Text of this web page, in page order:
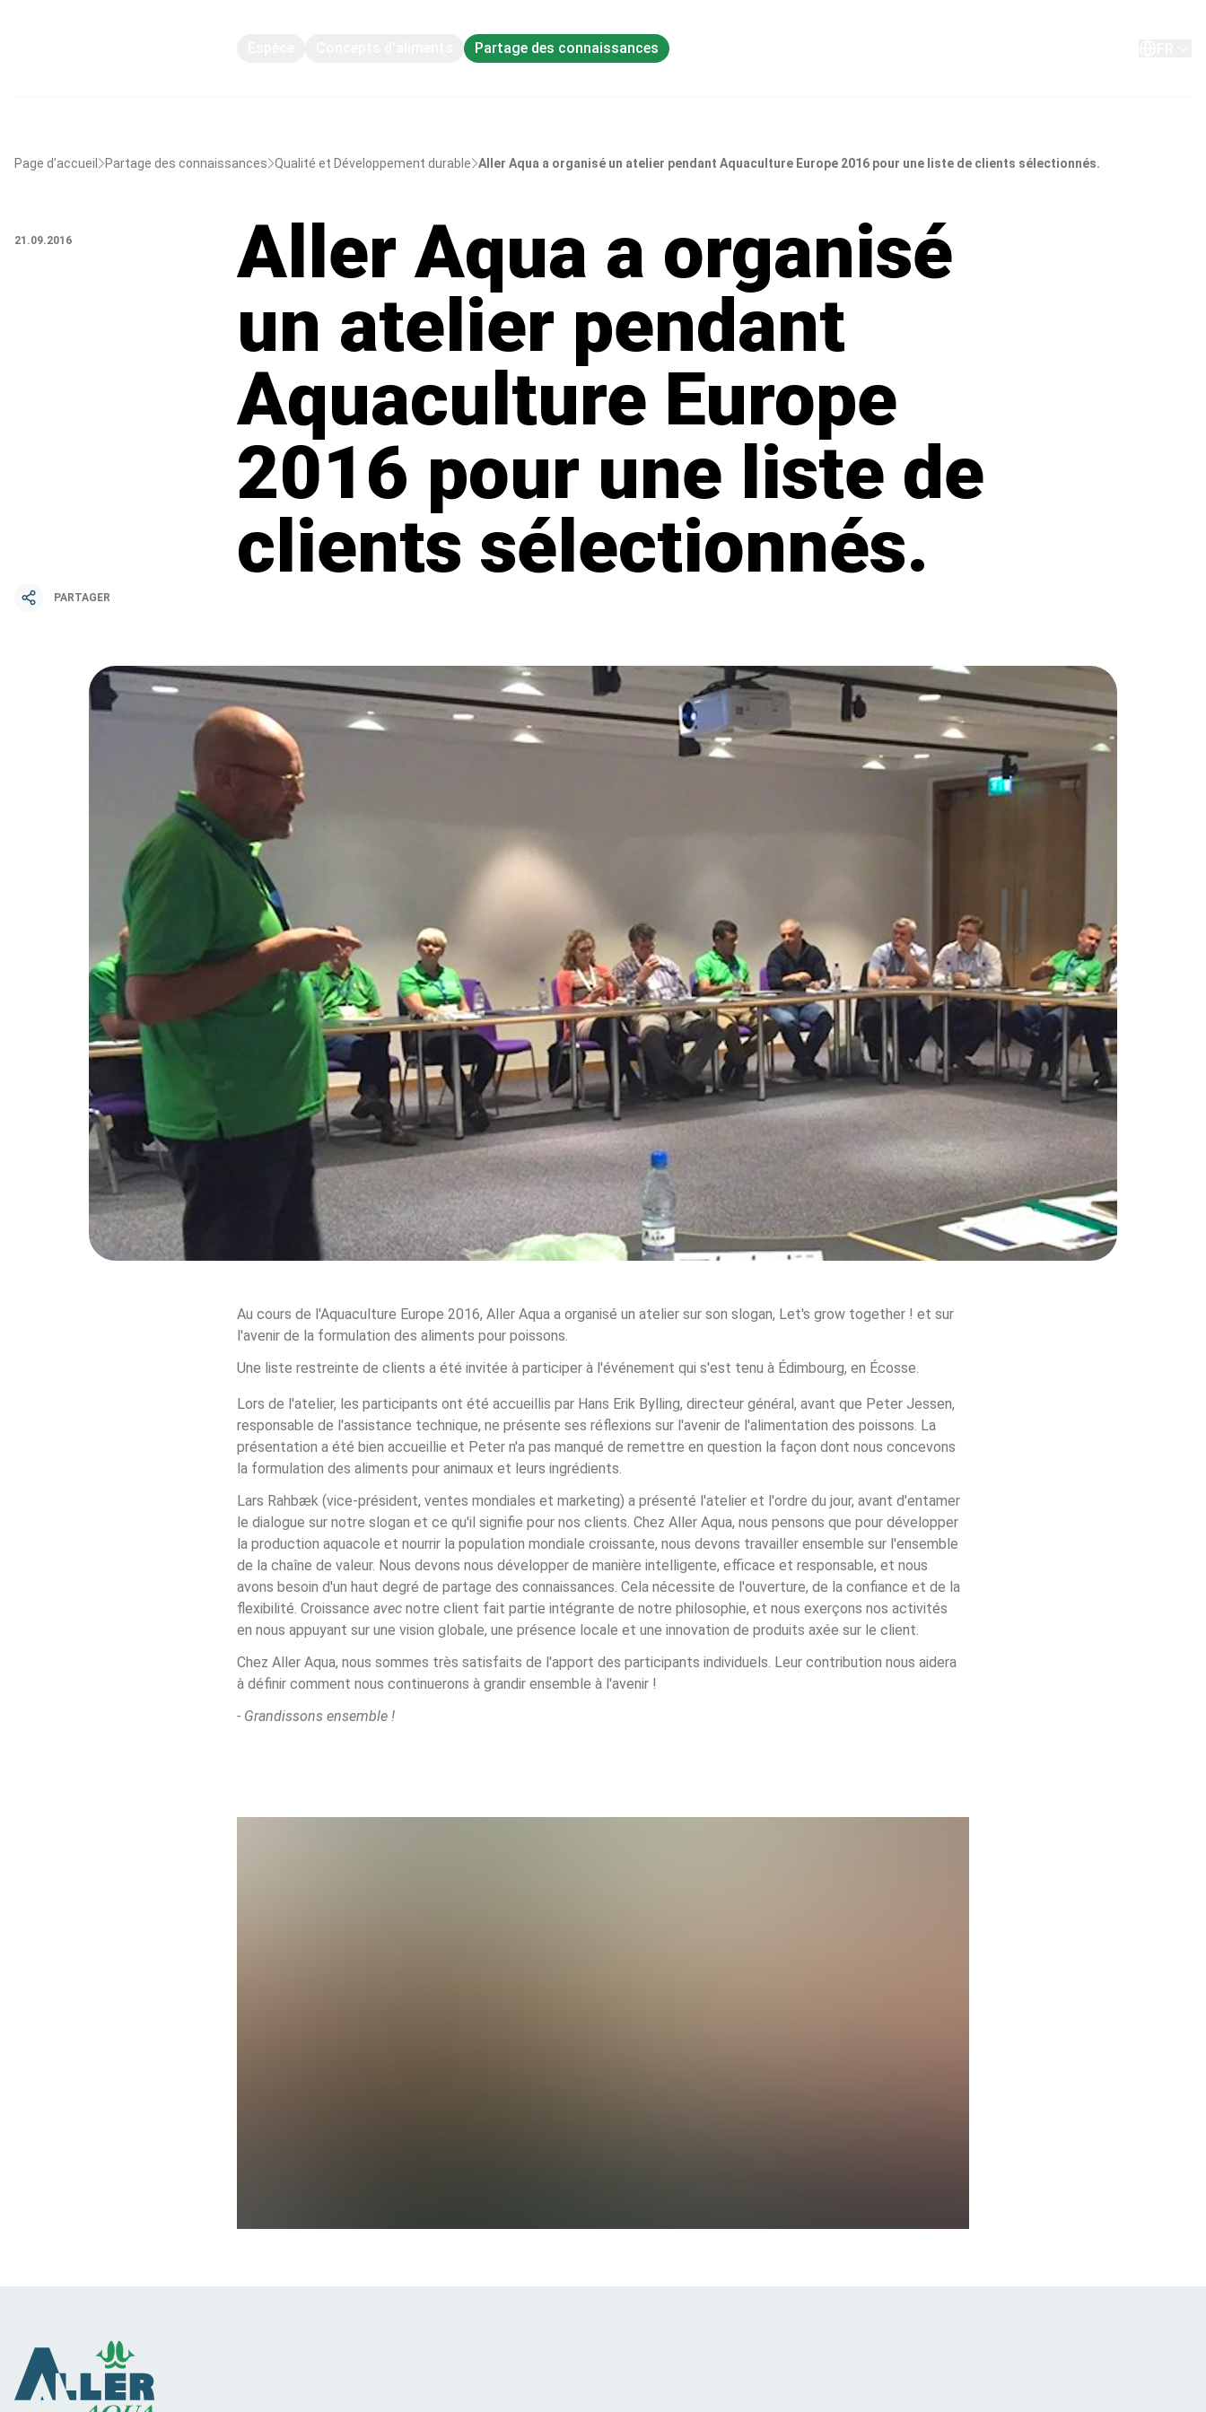
Partage des connaissances
Page d’accueil Partage des connaissances Qualité et Développement durable Aller Aqua a organisé un atelier pendant Aquaculture Europe 2016 pour une liste de clients sélectionnés.
21.09.2016
PARTAGER
Aller Aqua a organisé
un atelier pendant
Aquaculture Europe
2016 pour une liste de
clients sélectionnés.
Au cours de l'Aquaculture Europe 2016, Aller Aqua a organisé un atelier sur son slogan, Let's grow together ! et sur
l'avenir de la formulation des aliments pour poissons.
Une liste restreinte de clients a été invitée à participer à l'événement qui s'est tenu à Édimbourg, en Écosse.
Lors de l'atelier, les participants ont été accueillis par Hans Erik Bylling, directeur général, avant que Peter Jessen,
responsable de l'assistance technique, ne présente ses réflexions sur l'avenir de l'alimentation des poissons. La
présentation a été bien accueillie et Peter n'a pas manqué de remettre en question la façon dont nous concevons
la formulation des aliments pour animaux et leurs ingrédients.
Lars Rahbæk (vice-président, ventes mondiales et marketing) a présenté l'atelier et l'ordre du jour, avant d'entamer
le dialogue sur notre slogan et ce qu'il signifie pour nos clients. Chez Aller Aqua, nous pensons que pour développer
la production aquacole et nourrir la population mondiale croissante, nous devons travailler ensemble sur l'ensemble
de la chaîne de valeur. Nous devons nous développer de manière intelligente, efficace et responsable, et nous
avons besoin d'un haut degré de partage des connaissances. Cela nécessite de l'ouverture, de la confiance et de la
flexibilité. Croissance avec notre client fait partie intégrante de notre philosophie, et nous exerçons nos activités
en nous appuyant sur une vision globale, une présence locale et une innovation de produits axée sur le client.
Chez Aller Aqua, nous sommes très satisfaits de l'apport des participants individuels. Leur contribution nous aidera
à définir comment nous continuerons à grandir ensemble à l'avenir !
- Grandissons ensemble !